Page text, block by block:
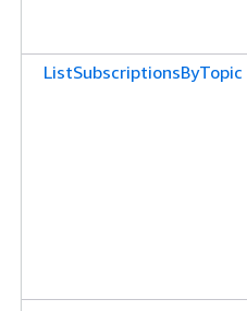
ListSubscriptionsByTopic